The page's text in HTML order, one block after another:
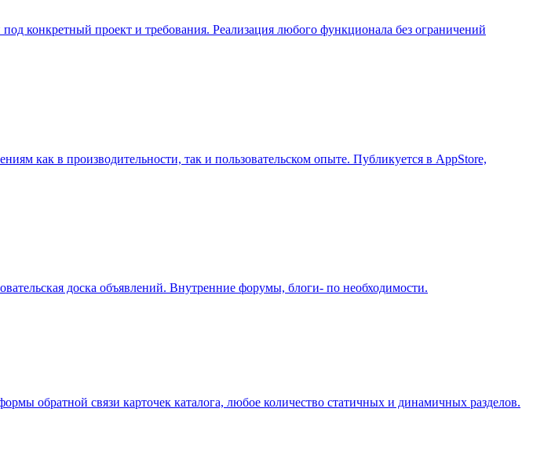
конкретный проект и требования. Реализация любого функционала без ограничений
как в производительности, так и пользовательском опыте. Публикуется в AppStore,
доска объявлений. Внутренние форумы, блоги- по необходимости.
обратной связи карточек каталога, любое количество статичных и динамичных разделов.